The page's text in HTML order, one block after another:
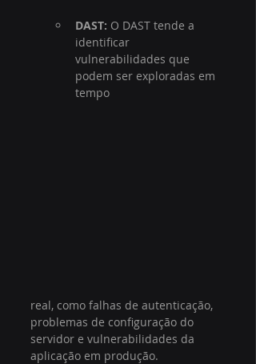
DAST: O DAST tende a
identificar
vulnerabilidades que
podem ser exploradas em
tempo
real, como falhas de autenticação,
problemas de configuração do
servidor e vulnerabilidades da
aplicação em produção.